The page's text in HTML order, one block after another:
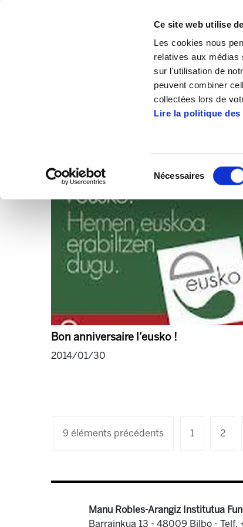
Ce site web utilise
Les cookies nous
relatives aux médias
sur l'utilisation de
peuvent combiner
collectées lors de
Lire la politique des
Nécessaires
Bon anniversaire l’eusko !
2014/01/30
9 éléments précédents 1 2
Manu Robles-Arangiz Institutua
Barrainkua 13 - 48009 Bilbo - Telf.